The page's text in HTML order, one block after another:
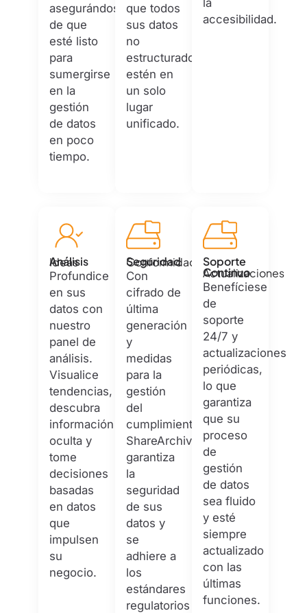
asegurándose
de que
esté listo
para
sumergirse
en la
gestión
de datos
en poco
tiempo.
que todos
sus datos
no
estructurados
estén en
un solo
lugar
unificado.
accesibilidad.
Análisis
Ideas
Profundice
en sus
datos con
nuestro
panel de
análisis.
Visualice
tendencias,
descubra
información
oculta y
tome
decisiones
basadas
en datos
que
impulsen
su
negocio.
Seguridad
Conformidad
Con
cifrado de
última
generación
y
medidas
para la
gestión
del
cumplimiento,
ShareArchiver
garantiza
la
seguridad
de sus
datos y
se
adhiere a
los
estándares
regulatorios
Soporte
Continuo
Actualizaciones
Benefíciese
de
soporte
24/7 y
actualizaciones
periódicas,
lo que
garantiza
que su
proceso
de
gestión
de datos
sea fluido
y esté
siempre
actualizado
con las
últimas
funciones.